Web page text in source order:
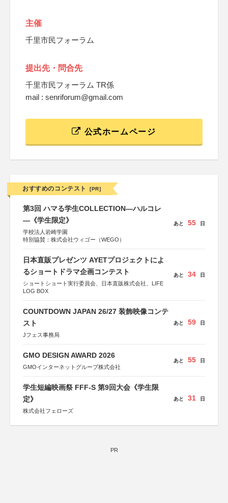
主催
千里市民フォーラム
提出先・問合先
千里市民フォーラム TR係
mail : senriforum@gmail.com
公式ホームページ
おすすめのコンテスト [PR]
第3回 ハマる学生COLLECTION―ハルコレ
―《学生限定》
学校法人岩崎学園
特別協賛：株式会社ウィゴー（WEGO）
あと 55 日
日本直販プレゼンツ AYETプロジェクトによ
るショートドラマ企画コンテスト
ショートショート実行委員会、日本直販株式会社、LIFE
LOG BOX
あと 34 日
COUNTDOWN JAPAN 26/27 装飾映像コンテ
スト
Jフェス事務局
あと 59 日
GMO DESIGN AWARD 2026
GMOインターネットグループ株式会社
あと 55 日
学生短編映画祭 FFF-S 第9回大会《学生限
定》
株式会社フェローズ
あと 31 日
PR